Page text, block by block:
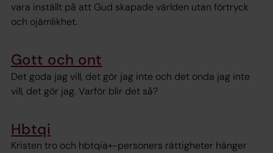
vara inställt på att Gud skapade världen utan förtryck
och ojämlikhet.
Gott och ont
Det goda jag vill, det gör jag inte och det onda jag inte
vill, det gör jag. Varför blir det så?
Hbtqi
Kristen tro och hbtqia+-personers rättigheter hänger